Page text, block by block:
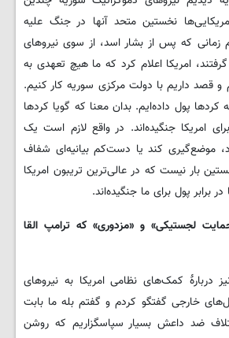
نخستین متحد آنها در جنگ علیه
زمانی که پس از بشار اسد، از سوی نیروهای
امریکا اعلام کرد که ما هیچ تعهدی به
و قصد داریم با دولت مرکزی سوریه کار کنیم.
پول داده‌ایم. بدان معنا که گویا کردها
امریکا جنگیده‌اند. در واقع لازم است یک
موضع‌گیری کند یا دست‌کم بیانیه‌ای شفاف
بار نیست که در عالی‌ترین تریبون امریکا
برابر پول برای ما جنگیده‌اند.
لجستیکی» و «مزدوری» که ترامپ القا
دربارۀ کمک‌های نظامی امریکا به نیروهای
خارجی گفتگو کردم و گفتم بله ما بابت
ضد داعش بسیار سپاسگزاریم که روشن